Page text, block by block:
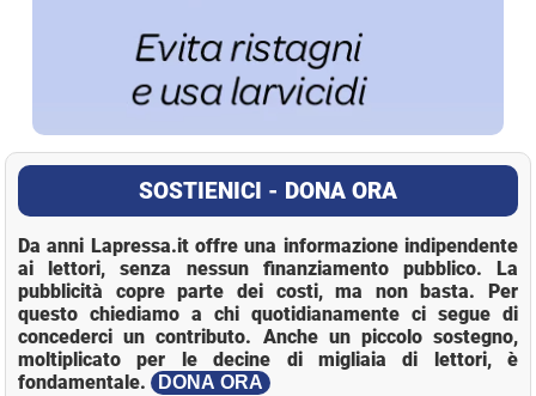
SOSTIENICI - DONA ORA
Da anni Lapressa.it offre una informazione indipendente
ai lettori, senza nessun finanziamento pubblico. La
pubblicità copre parte dei costi, ma non basta. Per
questo chiediamo a chi quotidianamente ci segue di
concederci un contributo. Anche un piccolo sostegno,
moltiplicato per le decine di migliaia di lettori, è
fondamentale.
DONA ORA